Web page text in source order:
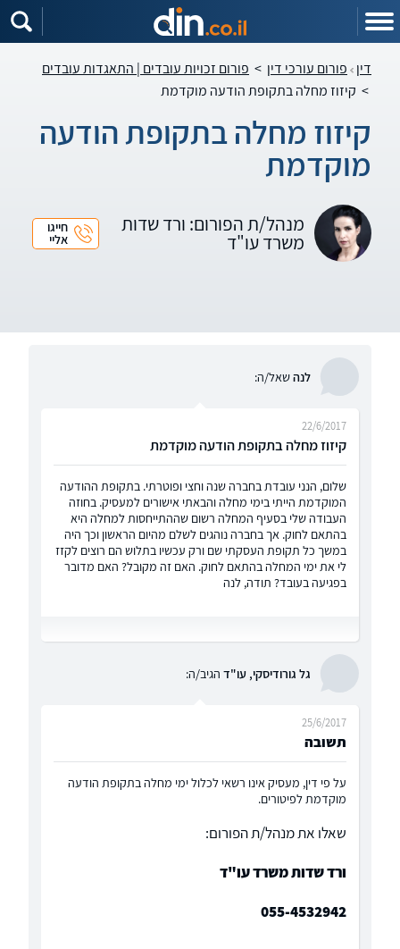
דין פורום עורכי דין > פורום זכויות עובדים | התאגדות עובדים
> קיזוז מחלה בתקופת הודעה מוקדמת
קיזוז מחלה בתקופת הודעה
מוקדמת
מנהל/ת הפורום: ורד שדות
משרד עו"ד
חייגו
אליי
לנהשאל/ה:
קיזוז מחלה בתקופת הודעה מוקדמת
22/6/2017
שלום, הנני עובדת בחברה שנה וחצי ופוטרתי. בתקופת ההודעה
המוקדמת הייתי בימי מחלה והבאתי אישורים למעסיק. בחוזה
העבודה שלי בסעיף המחלה רשום שההתייחסות למחלה היא
בהתאם לחוק. אך בחברה נוהגים לשלם מהיום הראשון וכך היה
במשך כל תקופת העסקתי שם ורק עכשיו בתלוש הם רוצים לקזז
לי את ימי המחלה בהתאם לחוק. האם זה מקובל? האם מדובר
בפגיעה בעובד? תודה, לנה
גל גורודיסקי, עו"ד הגיב/ה:
תשובה
25/6/2017
על פי דין, מעסיק אינו רשאי לכלול ימי מחלה בתקופת הודעה
מוקדמת לפיטורים.
שאלו את מנהל/ת הפורום:
ורד שדות משרד עו"ד
055-4532942